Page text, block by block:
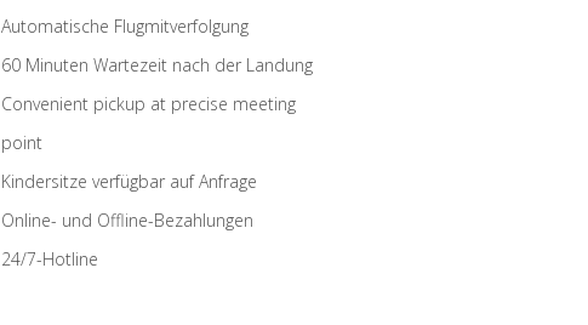
Automatische Flugmitverfolgung
60 Minuten Wartezeit nach der Landung
Convenient pickup at precise meeting
point
Kindersitze verfügbar auf Anfrage
Online- und Offline-Bezahlungen
24/7-Hotline